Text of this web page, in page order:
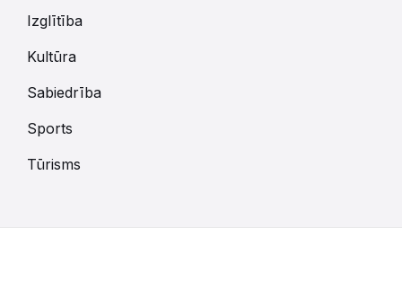
Izglītība
Kultūra
Sabiedrība
Sports
Tūrisms